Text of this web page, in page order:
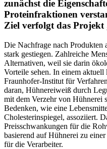
zunächst die
Proteinfraktionen
Ziel verfolgt das Projekt
Die Nachfrage nach
stark gestiegen. Zahlreiche
Alternativen, weil sie darin
Vorteile sehen. In einem aktuell
Fraunhofer-Institut für
daran, Hühnereiweiß durch
mit dem Verzehr von Hühnerei
Bedenken, wie eine
Cholesterinspiegel, assoziiert.
Preisschwankungen für die
basierend auf Hühnerei zu
für die Verarbeiter.